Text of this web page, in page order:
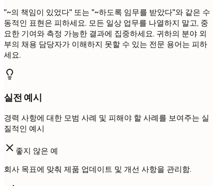
"~의 책임이 있었다" 또는 "~하도록 임무를 받았다"와 같은 수
동적인 표현은 피하세요. 모든 일상 업무를 나열하지 말고, 중
요한 기여와 측정 가능한 결과에 집중하세요. 귀하의 분야 외
부의 채용 담당자가 이해하지 못할 수 있는 전문 용어는 피하
세요.
실전 예시
경력 사항에 대한 모범 사례 및 피해야 할 사례를 보여주는 실
질적인 예시
좋지 않은 예
회사 목표에 맞춰 제품 업데이트 및 개선 사항을 관리함.